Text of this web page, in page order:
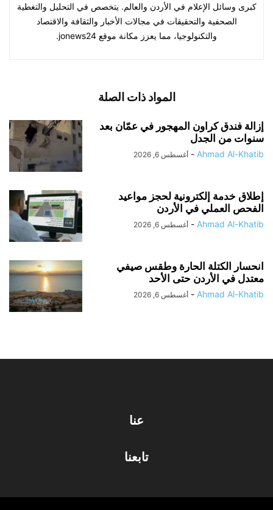
كبرى وسائل الإعلام في الأردن والعالم. يتخصص في التحليل والتغطية
الصحفية والتحقيقات في مجالات الأخبار والثقافة والاقتصاد
والتكنولوجيا، مما يعزز مكانة موقع jonews24.
المواد ذات الصلة
إزالة فندق كراون المهجور في عمّان بعد
سنوات من الجدل
Ahmad Al-Khatib
- أغسطس 6, 2026
إطلاق خدمة إلكترونية لحجز مواعيد
الفحص العملي في الأردن
Ahmad Al-Khatib
- أغسطس 6, 2026
انحسار الكتلة الحارة وطقس صيفي
معتدل في الأردن حتى الأحد
Ahmad Al-Khatib
- أغسطس 6, 2026
عنا
تابعنا